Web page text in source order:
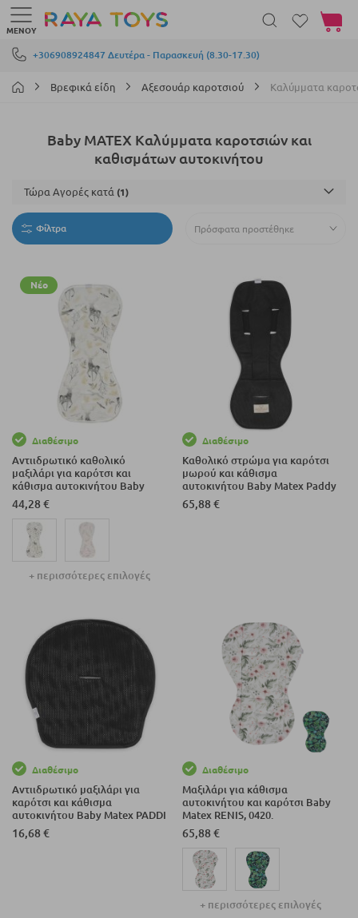
Μετάβαση στο περιεχόμενο
+306908924847 Δευτέρα - Παρασκευή (8.30-17.30)
ΜΕΝΟΎ
Το
Βρεφικά είδη Αξεσουάρ καροτσιού Καλύμματα
Baby MATEX Καλύμματα καροτσιών και
καθισμάτων αυτοκινήτου
Φίλτρα
Νέο
Διαθέσιμο
Αντιιδρωτικό καθολικό
μαξιλάρι για καρότσι και
κάθισμα αυτοκινήτου Baby
Matex PADDI'X 0-13 κιλών
44,28 €
+ περισσότερες επιλογές
Διαθέσιμο
Καθολικό στρώμα για καρότσι
μωρού και κάθισμα
αυτοκινήτου Baby Matex Paddy
Air 0460.
65,88 €
Διαθέσιμο
Αντιιδρωτικό μαξιλάρι για
καρότσι και κάθισμα
αυτοκινήτου Baby Matex PADDI
0457-02, Μαύρο.
16,68 €
Διαθέσιμο
Μαξιλάρι για κάθισμα
αυτοκινήτου και καρότσι Baby
Matex RENIS, 0420.
65,88 €
+ περισσότερες επιλογές
Τώρα Αγορές κατά